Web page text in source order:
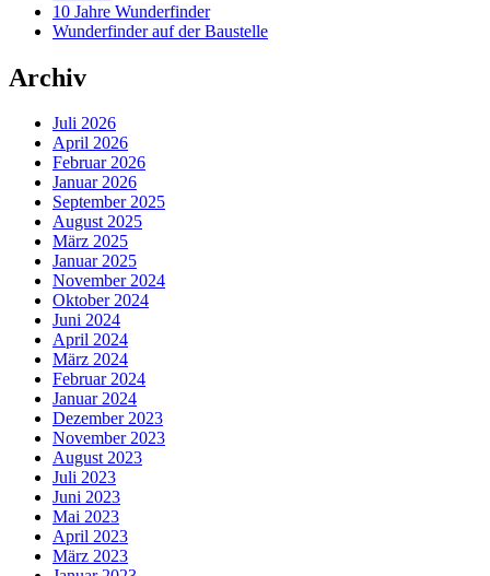
10 Jahre Wunderfinder
Wunderfinder auf der Baustelle
Archiv
Juli 2026
April 2026
Februar 2026
Januar 2026
September 2025
August 2025
März 2025
Januar 2025
November 2024
Oktober 2024
Juni 2024
April 2024
März 2024
Februar 2024
Januar 2024
Dezember 2023
November 2023
August 2023
Juli 2023
Juni 2023
Mai 2023
April 2023
März 2023